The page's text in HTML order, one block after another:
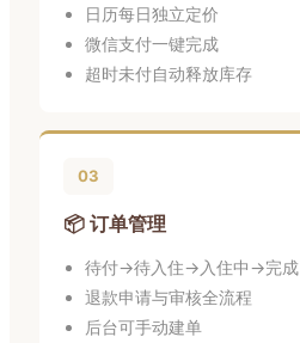
日历每日独立定价
微信支付一键完成
超时未付自动释放库存
03
📦 订单管理
待付→待入住→入住中→完成
退款申请与审核全流程
后台可手动建单